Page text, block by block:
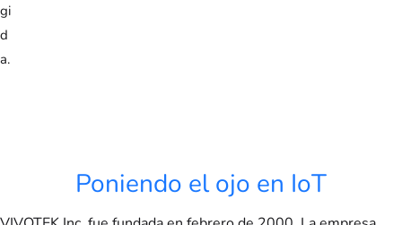
gi
d
a.
Poniendo el ojo en IoT